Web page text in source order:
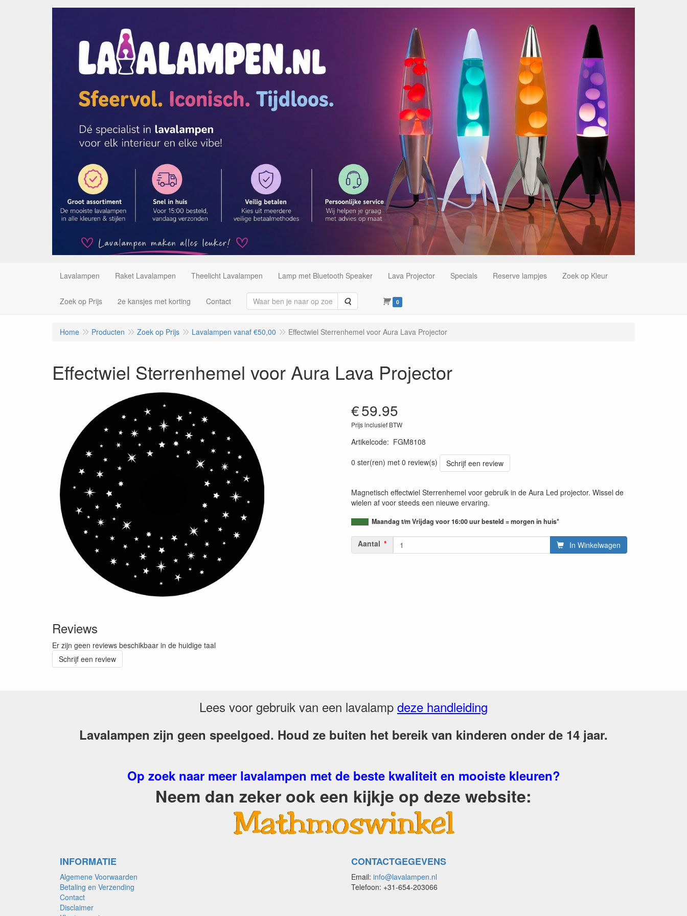
Lavalampen Raket Lavalampen Theelicht Lavalampen Lamp met Bluetooth Speaker Lava Projector Specials Reserve lampjes Zoek op Kleur
Zoek op Prijs 2e kansjes met korting Contact Zoeken 0
Home Producten Zoek op Prijs Lavalampen vanaf €50,00 Effectwiel Sterrenhemel voor Aura Lava Projector
Effectwiel Sterrenhemel voor Aura Lava Projector
€59.95
Prijs inclusief BTW
Artikelcode: FGM8108
0 ster(ren) met 0 review(s)
Schrijf een review
Magnetisch effectwiel Sterrenhemel voor gebruik in de Aura Led projector. Wissel de
wielen af voor steeds een nieuwe ervaring.
Maandag t/m Vrijdag voor 16:00 uur besteld = morgen in huis*
Aantal In Winkelwagen
Reviews
Er zijn geen reviews beschikbaar in de huidige taal
Schrijf een review
Lees voor gebruik van een lavalamp deze handleiding
Lavalampen zijn geen speelgoed. Houd ze buiten het bereik van kinderen onder de 14 jaar.
Op zoek naar meer lavalampen met de beste kwaliteit en mooiste kleuren?
Neem dan zeker ook een kijkje op deze website:
INFORMATIE
Algemene Voorwaarden
Betaling en Verzending
Contact
Disclaimer
CONTACTGEGEVENS
Email: info@lavalampen.nl
Telefoon: +31-654-203066